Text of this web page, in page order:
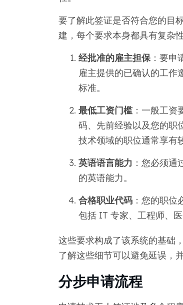
要了解此签证是否符合您的目
建，每个要求本身都具有复杂性
经批准的雇主担保：要申
雇主提供的已确认的工作
标准。
最低工资门槛：一般工资
码、先前经验以及您的职
技术领域的职位通常享有
英语语言能力 ：您必须
的英语能力。
合格职业代码：您的职位
包括 IT 专家、工程师、
这些要求构成了该系统的基础
了解这些细节可以避免延误，
分步申请流程